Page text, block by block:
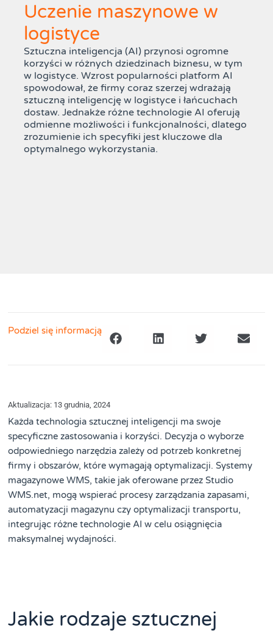
Uczenie maszynowe w
logistyce
Sztuczna inteligencja (AI) przynosi ogromne
korzyści w różnych dziedzinach biznesu, w tym
w logistyce. Wzrost popularności platform AI
spowodował, że firmy coraz szerzej wdrażają
sztuczną inteligencję w logistyce i łańcuchach
dostaw. Jednakże różne technologie AI oferują
odmienne możliwości i funkcjonalności, dlatego
zrozumienie ich specyfiki jest kluczowe dla
optymalnego wykorzystania.
Podziel się informacją
Aktualizacja: 13 grudnia, 2024
Każda technologia sztucznej inteligencji ma swoje
specyficzne zastosowania i korzyści. Decyzja o wyborze
odpowiedniego narzędzia zależy od potrzeb konkretnej
firmy i obszarów, które wymagają optymalizacji. Systemy
magazynowe WMS, takie jak oferowane przez Studio
WMS.net, mogą wspierać procesy zarządzania zapasami,
automatyzacji magazynu czy optymalizacji transportu,
integrując różne technologie AI w celu osiągnięcia
maksymalnej wydajności.
Jakie rodzaje sztucznej